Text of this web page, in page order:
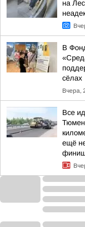
на
В
сёлах
Вчера,
Все
ещё